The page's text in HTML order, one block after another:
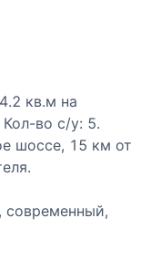
кв.м на
во с/у: 5.
шоссе, 15 км от
современный,